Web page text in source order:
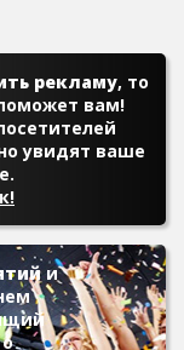
рекламу, то
вам!
увидят ваше
и